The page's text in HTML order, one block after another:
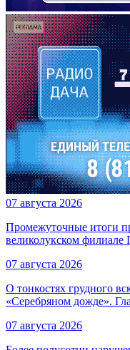
07 августа 2026
Промежуточные итоги
великолукском филиале
07 августа 2026
О тонкостях грудного
«Серебряном дожде».
07 августа 2026